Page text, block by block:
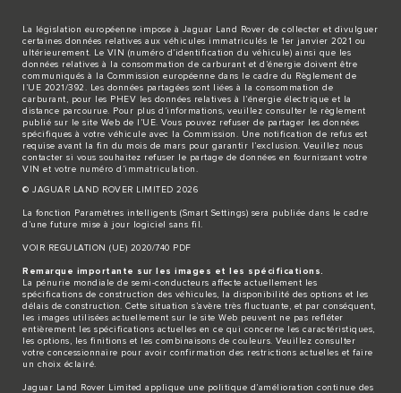
La législation européenne impose à Jaguar Land Rover de collecter et divulguer
certaines données relatives aux véhicules immatriculés le 1er janvier 2021 ou
ultérieurement. Le VIN (numéro d’identification du véhicule) ainsi que les
données relatives à la consommation de carburant et d’énergie doivent être
communiqués à la Commission européenne dans le cadre du Règlement de
l’UE 2021/392. Les données partagées sont liées à la consommation de
carburant, pour les PHEV les données relatives à l’énergie électrique et la
distance parcourue. Pour plus d’informations, veuillez consulter le règlement
publié sur le site Web de l’UE . Vous pouvez refuser de partager les données
spécifiques à votre véhicule avec la Commission. Une notification de refus est
requise avant la fin du mois de mars pour garantir l’exclusion. Veuillez nous
contacter si vous souhaitez refuser le partage de données en fournissant votre
VIN et votre numéro d’immatriculation.
© JAGUAR LAND ROVER LIMITED 2026
La fonction Paramètres intelligents (Smart Settings) sera publiée dans le cadre
d’une future mise à jour logiciel sans fil.
VOIR REGULATION (UE) 2020/740 PDF
Remarque importante sur les images et les spécifications.
La pénurie mondiale de semi-conducteurs affecte actuellement les
spécifications de construction des véhicules, la disponibilité des options et les
délais de construction. Cette situation s’avère très fluctuante, et par conséquent,
les images utilisées actuellement sur le site Web peuvent ne pas refléter
entièrement les spécifications actuelles en ce qui concerne les caractéristiques,
les options, les finitions et les combinaisons de couleurs. Veuillez consulter
votre concessionnaire pour avoir confirmation des restrictions actuelles et faire
un choix éclairé.
Jaguar Land Rover Limited applique une politique d’amélioration continue des